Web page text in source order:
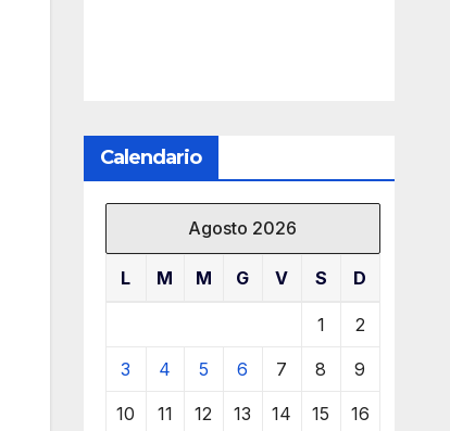
Calendario
Agosto 2026
L M M G V S D
1 2
3 4 5 6 7 8 9
10 11 12 13 14 15 16